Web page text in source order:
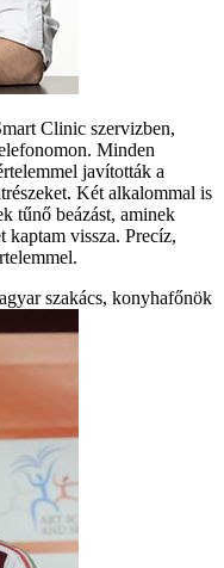
Clinic szervizben,
Minden
javították a
Két alkalommal is
tűnő beázást, aminek
kaptam vissza. Precíz,
szakács, konyhafőnök